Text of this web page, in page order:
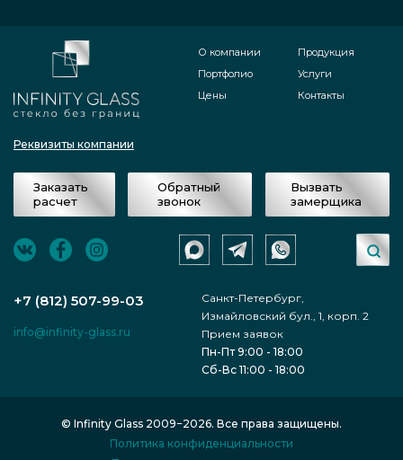
Реквизиты компании
О компании
Портфолио
Цены
Продукция
Услуги
Контакты
Заказать
расчет
Обратный
звонок
Вызвать
замерщика
+7 (812) 507-99-03
Санкт-Петербург,
Измайловский бул., 1, корп. 2
info@infinity-glass.ru
Прием заявок
Пн-Пт 9:00 - 18:00
Сб-Вс 11:00 - 18:00
© Infinity Glass 2009−2026. Все права защищены.
Политика конфиденциальности